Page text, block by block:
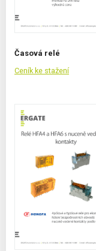
Časová relé
Ceník ke stažení